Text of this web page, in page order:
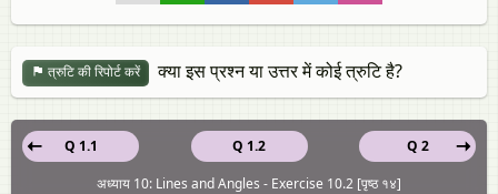
त्रुटि की रिपोर्ट करें क्या इस प्रश्न या उत्तर में कोई त्रुटि है?
Q 1.2
Q 1.1
Q 2
अध्याय 10: Lines and Angles - Exercise 10.2 [पृष्ठ १४]